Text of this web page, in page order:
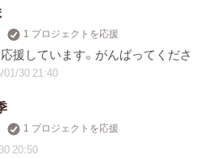
1 プロジェクトを応援
援しています。がんばってくださ
01/30 21:40
1 プロジェクトを応援
20:50